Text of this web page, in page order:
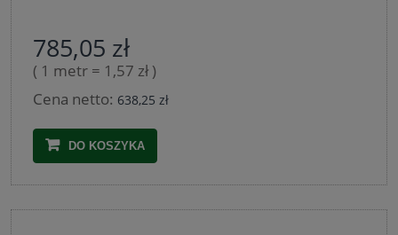
785,05 zł
( 1 metr = 1,57 zł )
Cena netto: 638,25 zł
DO KOSZYKA